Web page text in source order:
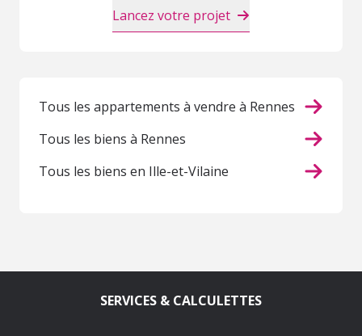
Lancez votre projet
Tous les appartements à vendre à Rennes
Tous les biens à Rennes
Tous les biens en Ille-et-Vilaine
SERVICES & CALCULETTES